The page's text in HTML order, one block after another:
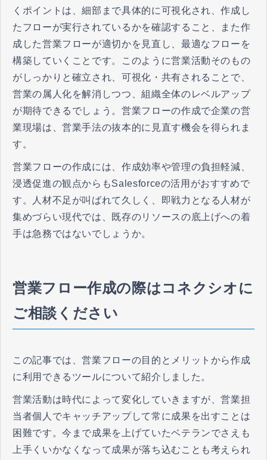
くポイントは、細部まで具体的に可視化され、作成し
たフローが実行されているかを確認すること、また作
成した営業フローが適切かを見直し、最適なフローを
構築していくことです。このように営業活動そのもの
がしっかりと確立され、可視化・共有されることで、
営業の属人化を解消しつつ、組織全体のレベルアップ
が期待できるでしょう。営業フローの作成で企業の営
業現場は、営業手法の抜本的に見直す機会を得られま
す。
営業フローの作成には、作成効率や管理の負担軽減、
浸透促進の観点からもSalesforceの活用がおすすめで
す。人材不足が叫ばれて久しく、即戦力となる人材が
集めづらい現代では、既存のリソースの底上げへの着
手は急務ではないでしょうか。
営業フロー作成の際はコネクシオに
ご相談ください
この記事では、営業フローの目的とメリットから作成
に利用できるツールについて紹介しました。
営業活動は時代によって変化していきますが、営業担
当者個人でキャッチアップして常に成果を出すことは
困難です。今まで成果を上げていたベテランでさえも
上手くいかなくなって成果が落ち込むことも考えられ